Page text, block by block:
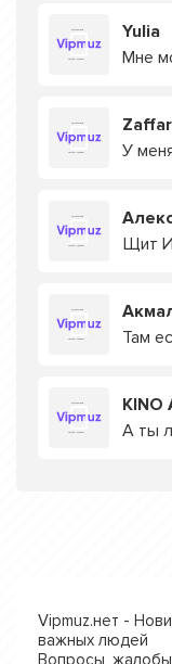
Yulia
Мне
У
Щит
Там
KINO
А ты
Vipmuz.нет -
важных людей
Вопросы, жалобы